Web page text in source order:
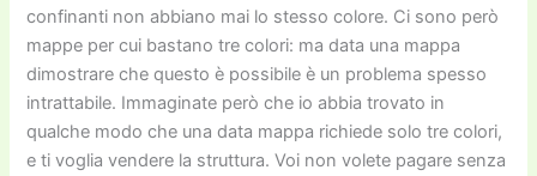
confinanti non abbiano mai lo stesso colore. Ci sono però
mappe per cui bastano tre colori: ma data una mappa
dimostrare che questo è possibile è un problema spesso
intrattabile. Immaginate però che io abbia trovato in
qualche modo che una data mappa richiede solo tre colori,
e ti voglia vendere la struttura. Voi non volete pagare senza